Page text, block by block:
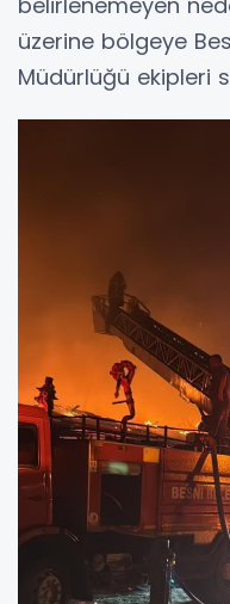
üzerine bölgeye
Müdürlüğü ekipleri